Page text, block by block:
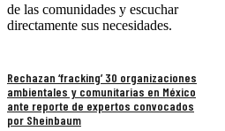
de las comunidades y escuchar
directamente sus necesidades.
Rechazan ‘fracking’ 30 organizaciones
ambientales y comunitarias en México
ante reporte de expertos convocados
por Sheinbaum